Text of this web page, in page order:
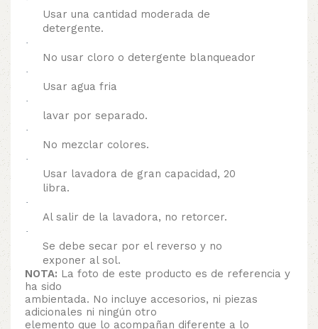
Usar una cantidad moderada de
detergente.
·
No usar cloro o detergente blanqueador
·
Usar agua fria
·
lavar por separado.
·
No mezclar colores.
·
Usar lavadora de gran capacidad, 20
libra.
·
Al salir de la lavadora, no retorcer.
·
Se debe secar por el reverso y no
exponer al sol.
NOTA: La foto de este producto es de referencia y
ha sido
ambientada. No incluye accesorios, ni piezas
adicionales ni ningún otro
elemento que lo acompañan diferente a lo